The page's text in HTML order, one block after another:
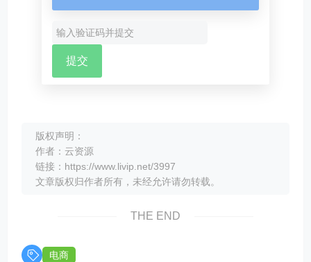
版权声明：
作者：云资源
链接：https://www.livip.net/3997
文章版权归作者所有，未经允许请勿转载。
THE END
电商